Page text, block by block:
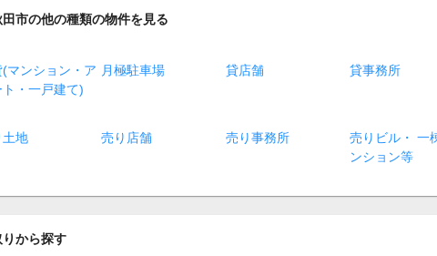
市の他の種類の物件を見る
マンション・ア
・一戸建て)
月極駐車場 貸店舗 貸事務所
土地 売り店舗 売り事務所
売りビル・ 一
ンション等
りから探す